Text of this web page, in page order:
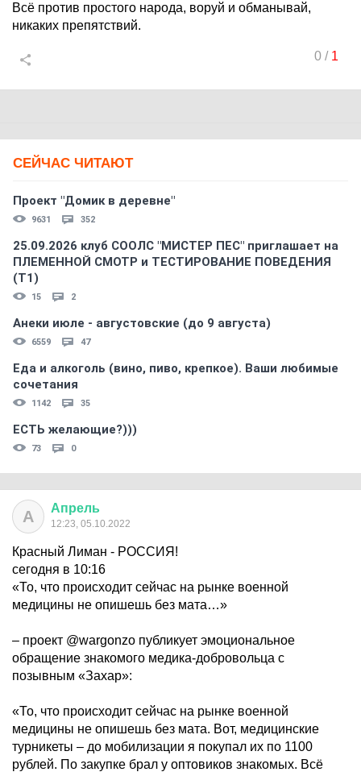
Всё против простого народа, воруй и обманывай,
никаких препятствий.
0/ 1
СЕЙЧАС ЧИТАЮТ
Проект "Домик в деревне"
9631 352
25.09.2026 клуб СООЛС "МИСТЕР ПЕС" приглашает на
ПЛЕМЕННОЙ СМОТР и ТЕСТИРОВАНИЕ ПОВЕДЕНИЯ
(Т1)
15 2
Анеки июле - августовские (до 9 августа)
6559 47
Еда и алкоголь (вино, пиво, крепкое). Ваши любимые
сочетания
1142 35
ЕСТЬ желающие?)))
73 0
А Апрель
12:23, 05.10.2022
Красный Лиман - РОССИЯ!
сегодня в 10:16
«То, что происходит сейчас на рынке военной
медицины не опишешь без мата…»
– проект @wargonzo публикует эмоциональное
обращение знакомого медика-добровольца с
позывным «Захар»:
«То, что происходит сейчас на рынке военной
медицины не опишешь без мата. Вот, медицинские
турникеты – до мобилизации я покупал их по 1100
рублей. По закупке брал у оптовиков знакомых. Всё